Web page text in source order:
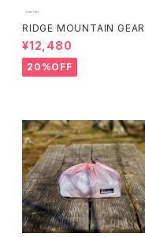
RIDGE MOUNTAIN GEAR
Merino Basic Long
Tee "Micro Border"
¥12,480
20%OFF